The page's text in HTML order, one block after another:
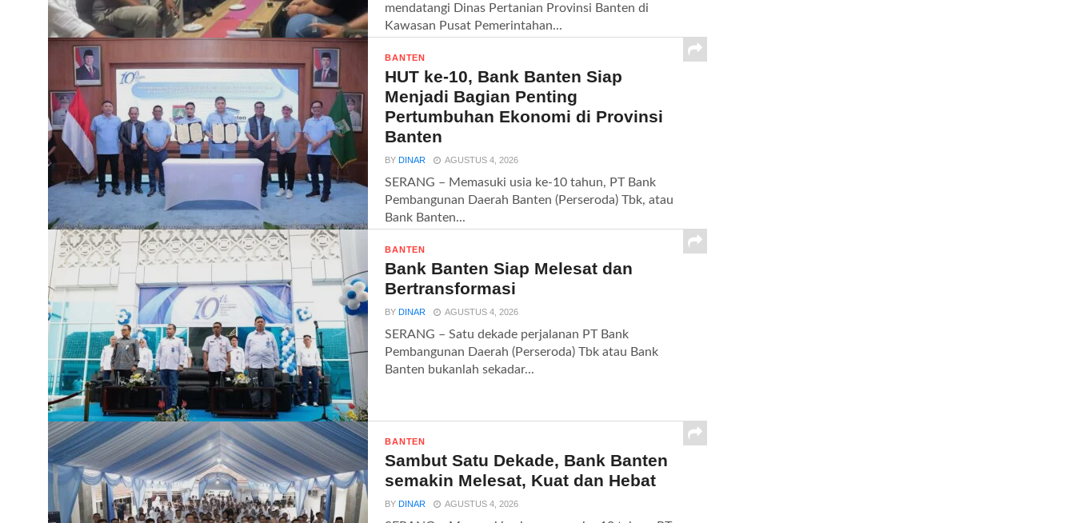
mendatangi Dinas Pertanian Provinsi Banten di
Kawasan Pusat Pemerintahan...
BANTEN
HUT ke-10, Bank Banten Siap
Menjadi Bagian Penting
Pertumbuhan Ekonomi di Provinsi
Banten
BYDINAR AGUSTUS 4, 2026
SERANG – Memasuki usia ke-10 tahun, PT Bank
Pembangunan Daerah Banten (Perseroda) Tbk, atau
Bank Banten...
BANTEN
Bank Banten Siap Melesat dan
Bertransformasi
BYDINAR AGUSTUS 4, 2026
SERANG – Satu dekade perjalanan PT Bank
Pembangunan Daerah (Perseroda) Tbk atau Bank
Banten bukanlah sekadar...
BANTEN
Sambut Satu Dekade, Bank Banten
semakin Melesat, Kuat dan Hebat
BYDINAR AGUSTUS 4, 2026